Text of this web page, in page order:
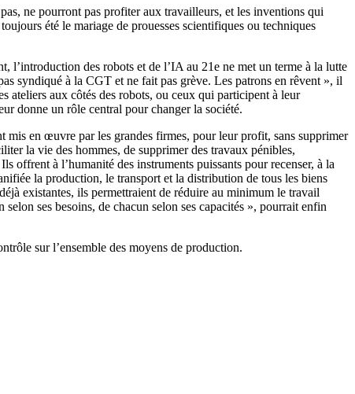
ne pourront pas profiter aux travailleurs, et les inventions qui
été le mariage de prouesses scientifiques ou techniques
l’introduction des robots et de l’IA au 21e ne met un terme à la lutte
syndiqué à la CGT et ne fait pas grève. Les patrons en rêvent », il
ateliers aux côtés des robots, ou ceux qui participent à leur
donne un rôle central pour changer la société.
mis en œuvre par les grandes firmes, pour leur profit, sans supprimer
la vie des hommes, de supprimer des travaux pénibles,
à l’humanité des instruments puissants pour recenser, à la
la production, le transport et la distribution de tous les biens
existantes, ils permettraient de réduire au minimum le travail
ses besoins, de chacun selon ses capacités », pourrait enfin
sur l’ensemble des moyens de production.